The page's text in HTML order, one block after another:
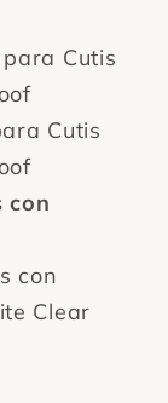
Cutis
Cutis
con
con
Clear